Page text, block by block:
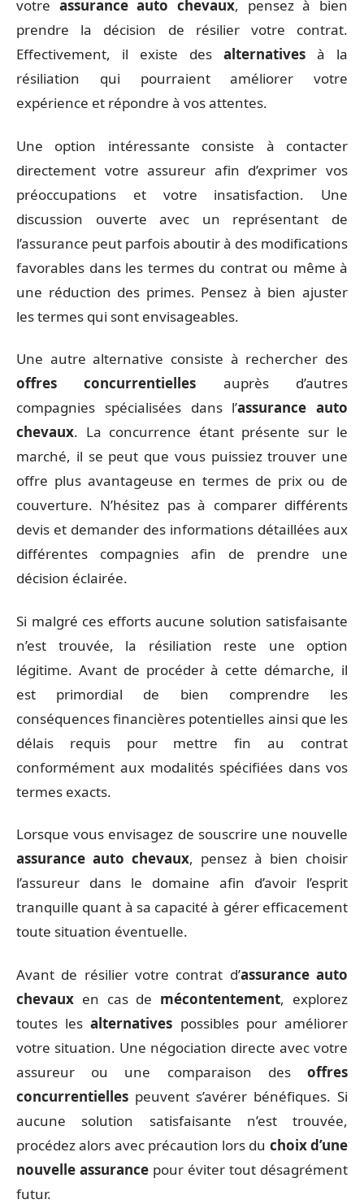
votre assurance auto chevaux, pensez à bien
prendre la décision de résilier votre contrat.
Effectivement, il existe des alternatives à la
résiliation qui pourraient améliorer votre
expérience et répondre à vos attentes.
Une option intéressante consiste à contacter
directement votre assureur afin d’exprimer vos
préoccupations et votre insatisfaction. Une
discussion ouverte avec un représentant de
l’assurance peut parfois aboutir à des modifications
favorables dans les termes du contrat ou même à
une réduction des primes. Pensez à bien ajuster
les termes qui sont envisageables.
Une autre alternative consiste à rechercher des
offres concurrentielles auprès d’autres
compagnies spécialisées dans l’assurance auto
chevaux. La concurrence étant présente sur le
marché, il se peut que vous puissiez trouver une
offre plus avantageuse en termes de prix ou de
couverture. N’hésitez pas à comparer différents
devis et demander des informations détaillées aux
différentes compagnies afin de prendre une
décision éclairée.
Si malgré ces efforts aucune solution satisfaisante
n’est trouvée, la résiliation reste une option
légitime. Avant de procéder à cette démarche, il
est primordial de bien comprendre les
conséquences financières potentielles ainsi que les
délais requis pour mettre fin au contrat
conformément aux modalités spécifiées dans vos
termes exacts.
Lorsque vous envisagez de souscrire une nouvelle
assurance auto chevaux, pensez à bien choisir
l’assureur dans le domaine afin d’avoir l’esprit
tranquille quant à sa capacité à gérer efficacement
toute situation éventuelle.
Avant de résilier votre contrat d’assurance auto
chevaux en cas de mécontentement, explorez
toutes lesalternatives possibles pour améliorer
votre situation. Une négociation directe avec votre
assureur ou une comparaison des offres
concurrentielles peuvent s’avérer bénéfiques. Si
aucune solution satisfaisante n’est trouvée,
procédez alors avec précaution lors du choix d’une
nouvelle assurance pour éviter tout désagrément
futur.